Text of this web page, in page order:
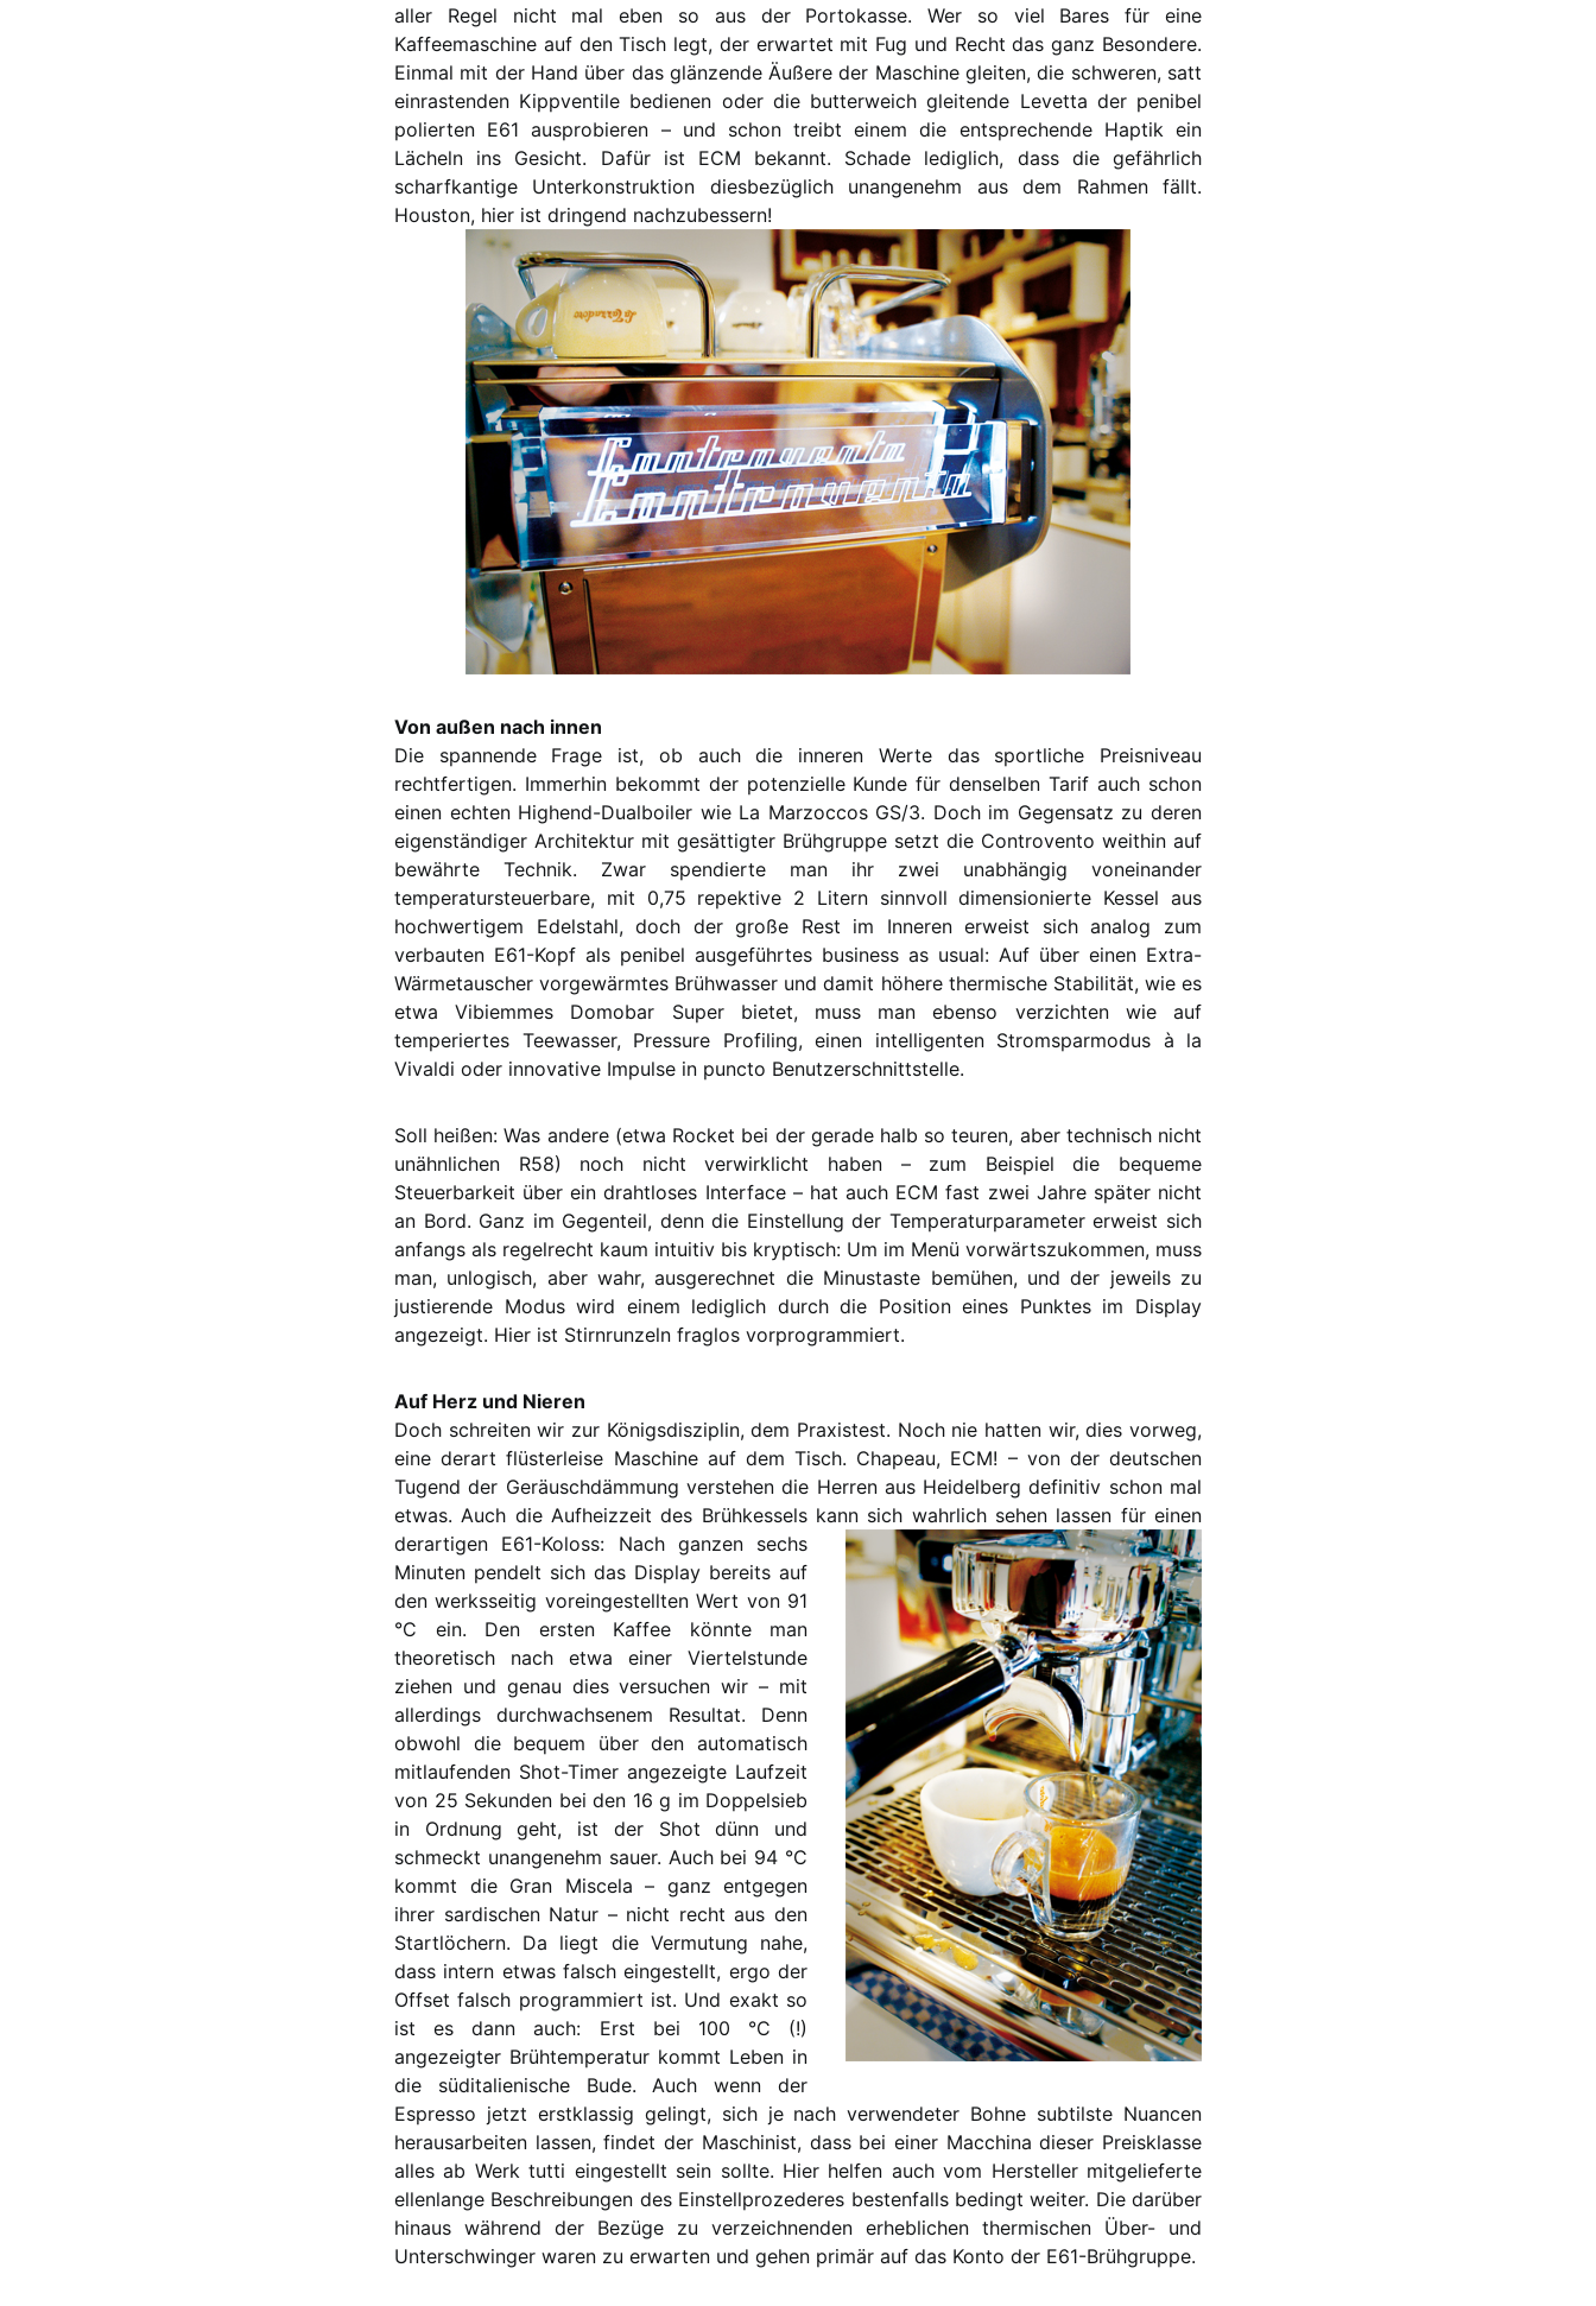
aller Regel nicht mal eben so aus der Portokasse. Wer so viel Bares für eine
Kaffeemaschine auf den Tisch legt, der erwartet mit Fug und Recht das ganz Besondere.
Einmal mit der Hand über das glänzende Äußere der Maschine gleiten, die schweren, satt
einrastenden Kippventile bedienen oder die butterweich gleitende Levetta der penibel
polierten E61 ausprobieren – und schon treibt einem die entsprechende Haptik ein
Lächeln ins Gesicht. Dafür ist ECM bekannt. Schade lediglich, dass die gefährlich
scharfkantige Unterkonstruktion diesbezüglich unangenehm aus dem Rahmen fällt.
Houston, hier ist dringend nachzubessern!
Von außen nach innen
Die spannende Frage ist, ob auch die inneren Werte das sportliche Preisniveau
rechtfertigen. Immerhin bekommt der potenzielle Kunde für denselben Tarif auch schon
einen echten Highend-Dualboiler wie La Marzoccos GS/3. Doch im Gegensatz zu deren
eigenständiger Architektur mit gesättigter Brühgruppe setzt die Controvento weithin auf
bewährte Technik. Zwar spendierte man ihr zwei unabhängig voneinander
temperatursteuerbare, mit 0,75 repektive 2 Litern sinnvoll dimensionierte Kessel aus
hochwertigem Edelstahl, doch der große Rest im Inneren erweist sich analog zum
verbauten E61-Kopf als penibel ausgeführtes business as usual: Auf über einen Extra-
Wärmetauscher vorgewärmtes Brühwasser und damit höhere thermische Stabilität, wie es
etwa Vibiemmes Domobar Super bietet, muss man ebenso verzichten wie auf
temperiertes Teewasser, Pressure Profiling, einen intelligenten Stromsparmodus à la
Vivaldi oder innovative Impulse in puncto Benutzerschnittstelle.
Soll heißen: Was andere (etwa Rocket bei der gerade halb so teuren, aber technisch nicht
unähnlichen R58) noch nicht verwirklicht haben – zum Beispiel die bequeme
Steuerbarkeit über ein drahtloses Interface – hat auch ECM fast zwei Jahre später nicht
an Bord. Ganz im Gegenteil, denn die Einstellung der Temperaturparameter erweist sich
anfangs als regelrecht kaum intuitiv bis kryptisch: Um im Menü vorwärtszukommen, muss
man, unlogisch, aber wahr, ausgerechnet die Minustaste bemühen, und der jeweils zu
justierende Modus wird einem lediglich durch die Position eines Punktes im Display
angezeigt. Hier ist Stirnrunzeln fraglos vorprogrammiert.
Auf Herz und Nieren
Doch schreiten wir zur Königsdisziplin, dem Praxistest. Noch nie hatten wir, dies vorweg,
eine derart flüsterleise Maschine auf dem Tisch. Chapeau, ECM! – von der deutschen
Tugend der Geräuschdämmung verstehen die Herren aus Heidelberg definitiv schon mal
etwas. Auch die Aufheizzeit des Brühkessels kann sich wahrlich sehen lassen für einen
derartigen E61-Koloss: Nach ganzen sechs
Minuten pendelt sich das Display bereits auf
den werksseitig voreingestellten Wert von 91
°C ein. Den ersten Kaffee könnte man
theoretisch nach etwa einer Viertelstunde
ziehen und genau dies versuchen wir – mit
allerdings durchwachsenem Resultat. Denn
obwohl die bequem über den automatisch
mitlaufenden Shot-Timer angezeigte Laufzeit
von 25 Sekunden bei den 16 g im Doppelsieb
in Ordnung geht, ist der Shot dünn und
schmeckt unangenehm sauer. Auch bei 94 °C
kommt die Gran Miscela – ganz entgegen
ihrer sardischen Natur – nicht recht aus den
Startlöchern. Da liegt die Vermutung nahe,
dass intern etwas falsch eingestellt, ergo der
Offset falsch programmiert ist. Und exakt so
ist es dann auch: Erst bei 100 °C (!)
angezeigter Brühtemperatur kommt Leben in
die süditalienische Bude. Auch wenn der
Espresso jetzt erstklassig gelingt, sich je nach verwendeter Bohne subtilste Nuancen
herausarbeiten lassen, findet der Maschinist, dass bei einer Macchina dieser Preisklasse
alles ab Werk tutti eingestellt sein sollte. Hier helfen auch vom Hersteller mitgelieferte
ellenlange Beschreibungen des Einstellprozederes bestenfalls bedingt weiter. Die darüber
hinaus während der Bezüge zu verzeichnenden erheblichen thermischen Über- und
Unterschwinger waren zu erwarten und gehen primär auf das Konto der E61-Brühgruppe.